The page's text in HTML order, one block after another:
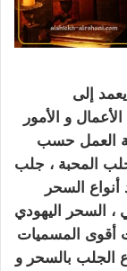
إلى
و الأمور
العمل حسب
المحبة ، جلب
السحر
، السحر اليهودي
أقوى المسميات
الجلب بالسحر و